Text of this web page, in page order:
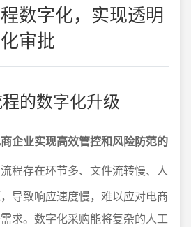
数字化，实现透明
审批
的数字化升级
企业实现高效管控和风险防范的
程存在环节多、文件流转慢、人
导致响应速度慢，难以应对电商
求。数字化采购能将复杂的人工